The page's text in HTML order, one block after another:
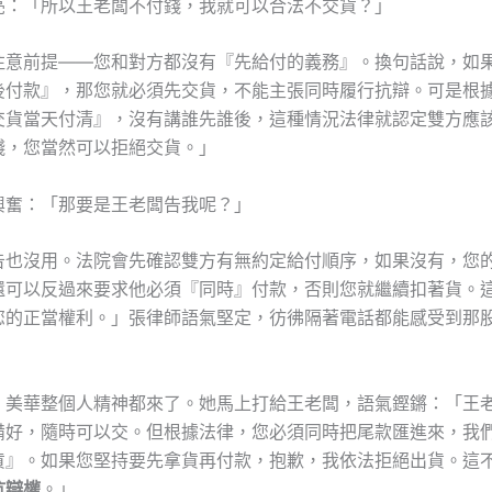
「所以王老闆不付錢，我就可以合法不交貨？」
意前提——您和對方都沒有『先給付的義務』。換句話說，如
款』，那您就必須先交貨，不能主張同時履行抗辯。可是根
當天付清』，沒有講誰先誰後，這種情況法律就認定雙方應
您當然可以拒絕交貨。」
：「那要是王老闆告我呢？」
沒用。法院會先確認雙方有無約定給付順序，如果沒有，您
以反過來要求他必須『同時』付款，否則您就繼續扣著貨。
正當權利。」張律師語氣堅定，彷彿隔著電話都能感受到那
華整個人精神都來了。她馬上打給王老闆，語氣鏗鏘：「王
，隨時可以交。但根據法律，您必須同時把尾款匯進來，我
。如果您堅持要先拿貨再付款，抱歉，我依法拒絕出貨。這